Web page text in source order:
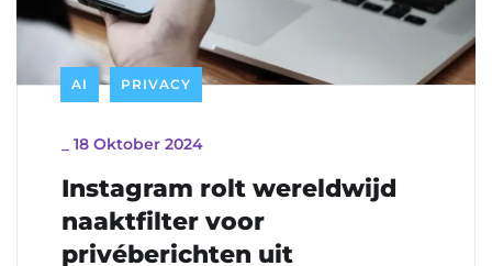
AI PRIVACY
18 Oktober 2024
Instagram rolt wereldwijd
naaktfilter voor
privéberichten uit